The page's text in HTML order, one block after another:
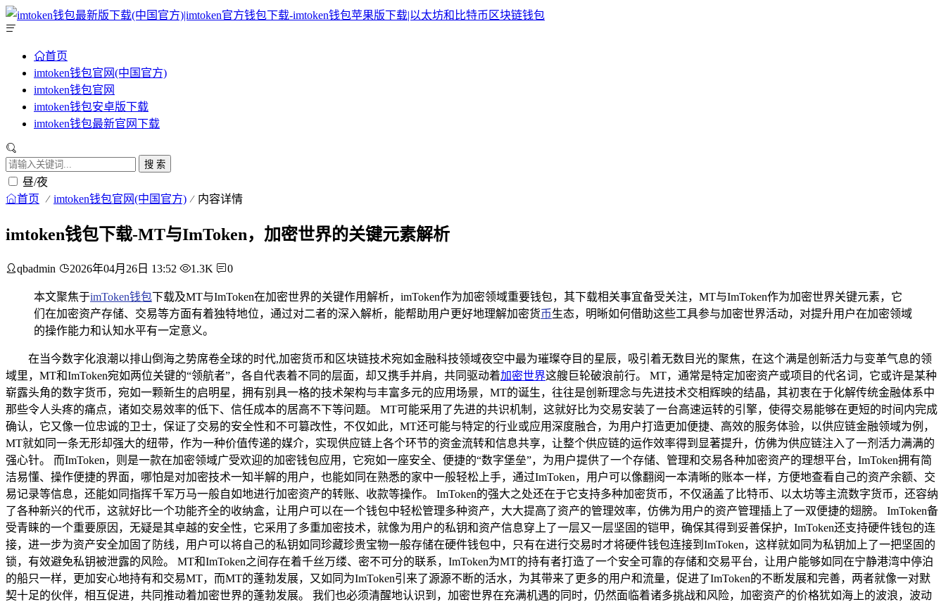
首页
imtoken钱包官网(中国官方)
imtoken钱包官网
imtoken钱包安卓版下载
imtoken钱包最新官网下载
搜 索
昼/夜
首页 imtoken钱包官网(中国官方) 内容详情
imtoken钱包下载-MT与ImToken，加密世界的关键元素解析
qbadmin 2026年04月26日 13:52 1.3K 0
本文聚焦于imToken钱包下载及MT与ImToken在加密世界的关键作用解析，imToken作为加密领域重要钱包，其下载相关事宜备受关注，MT与ImToken作为加密世界关键元素，它
们在加密资产存储、交易等方面有着独特地位，通过对二者的深入解析，能帮助用户更好地理解加密货币生态，明晰如何借助这些工具参与加密世界活动，对提升用户在加密领域
的操作能力和认知水平有一定意义。
在当今数字化浪潮以排山倒海之势席卷全球的时代,加密货币和区块链技术宛如金融科技领域夜空中最为璀璨夺目的星辰，吸引着无数目光的聚焦，在这个满是创新活力与变革气息的领
域里，MT和ImToken宛如两位关键的“领航者”，各自代表着不同的层面，却又携手并肩，共同驱动着加密世界这艘巨轮破浪前行。 MT，通常是特定加密资产或项目的代名词，它或许是某种
崭露头角的数字货币，宛如一颗新生的启明星，拥有别具一格的技术架构与丰富多元的应用场景，MT的诞生，往往是创新理念与先进技术交相辉映的结晶，其初衷在于化解传统金融体系中
那些令人头疼的痛点，诸如交易效率的低下、信任成本的居高不下等问题。 MT可能采用了先进的共识机制，这就好比为交易安装了一台高速运转的引擎，使得交易能够在更短的时间内完成
确认，它又像一位忠诚的卫士，保证了交易的安全性和不可篡改性，不仅如此，MT还可能与特定的行业或应用深度融合，为用户打造更加便捷、高效的服务体验，以供应链金融领域为例，
MT就如同一条无形却强大的纽带，作为一种价值传递的媒介，实现供应链上各个环节的资金流转和信息共享，让整个供应链的运作效率得到显著提升，仿佛为供应链注入了一剂活力满满的
强心针。 而ImToken，则是一款在加密领域广受欢迎的加密钱包应用，它宛如一座安全、便捷的“数字堡垒”，为用户提供了一个存储、管理和交易各种加密资产的理想平台，ImToken拥有简
洁易懂、操作便捷的界面，哪怕是对加密技术一知半解的用户，也能如同在熟悉的家中一般轻松上手，通过ImToken，用户可以像翻阅一本清晰的账本一样，方便地查看自己的资产余额、交
易记录等信息，还能如同指挥千军万马一般自如地进行加密资产的转账、收款等操作。 ImToken的强大之处还在于它支持多种加密货币，不仅涵盖了比特币、以太坊等主流数字货币，还容纳
了各种新兴的代币，这就好比一个功能齐全的收纳盒，让用户可以在一个钱包中轻松管理多种资产，大大提高了资产的管理效率，仿佛为用户的资产管理插上了一双便捷的翅膀。 ImToken备
受青睐的一个重要原因，无疑是其卓越的安全性，它采用了多重加密技术，就像为用户的私钥和资产信息穿上了一层又一层坚固的铠甲，确保其得到妥善保护，ImToken还支持硬件钱包的连
接，进一步为资产安全加固了防线，用户可以将自己的私钥如同珍藏珍贵宝物一般存储在硬件钱包中，只有在进行交易时才将硬件钱包连接到ImToken，这样就如同为私钥加上了一把坚固的
锁，有效避免私钥被泄露的风险。 MT和ImToken之间存在着千丝万缕、密不可分的联系，ImToken为MT的持有者打造了一个安全可靠的存储和交易平台，让用户能够如同在宁静港湾中停泊
的船只一样，更加安心地持有和交易MT，而MT的蓬勃发展，又如同为ImToken引来了源源不断的活水，为其带来了更多的用户和流量，促进了ImToken的不断发展和完善，两者就像一对默
契十足的伙伴，相互促进，共同推动着加密世界的蓬勃发展。 我们也必须清醒地认识到，加密世界在充满机遇的同时，仍然面临着诸多挑战和风险，加密资产的价格犹如海上的波浪，波动